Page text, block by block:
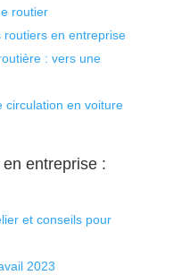
routier
routiers en entreprise
: vers une
circulation en voiture
entreprise :
et conseils pour
2023